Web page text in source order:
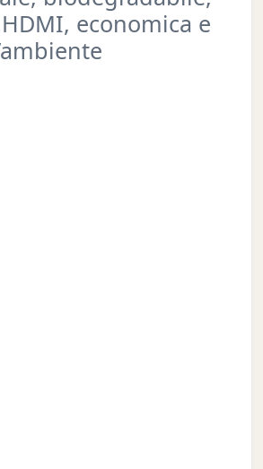
economica e